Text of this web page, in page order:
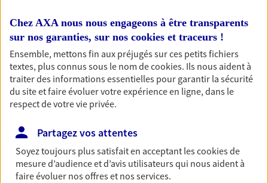
Épargne
Réalisez vos projets grâce à votre épargne : achat
immobilier, études des enfants ou voyage autour
du monde… Épargnez à votre rythme et
simplement, selon votre profil.
Découvrir les offres Épargne
Retraite
Préparez sereinement ce nouveau chapitre de
votre vie avec les conseils d'un expert. Découvrez
Chez AXA nous nous engageons à être transparents
sur nos garanties, sur nos cookies et traceurs !
Ensemble, mettons fin aux préjugés sur ces petits fichiers
textes, plus connus sous le nom decookies. Ils nous aident à
traiter des informations essentielles pour garantir la sécurité
du site et faire évoluer votre expérience en ligne, dans le
respect de votre vie privée.
Partagez vos attentes
Soyez toujours plus satisfait en acceptant lescookiesde
mesure d’audience et d’avis utilisateurs qui nous aident à
faire évoluer nos offres et nos services.